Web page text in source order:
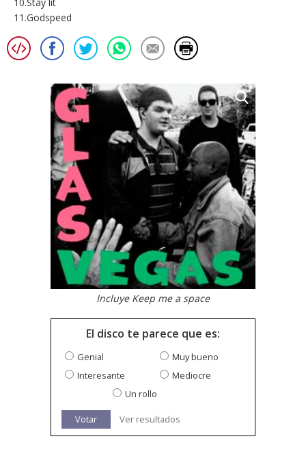
11.Godspeed
Incluye Keep me a space
El disco te parece que es:
Genial
Muy bueno
Interesante
Mediocre
Un rollo
Votar Ver resultados